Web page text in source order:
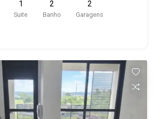
Área de Serviço; - Sacada; -
com piscina, salão de festas, hall,
1
Suite
2
Banho
2
Garagens